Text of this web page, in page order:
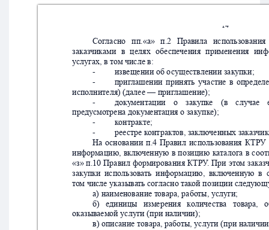
14
Согласно
  пп.«а»
п.2 Правила
  испо
льзования
заказчиками в целях обеспечения применения
услугах, в том числе в:
-
извещении об осуществлении закупки;
-
приглашении принять участие в
исполнителя) (далее — приглашение);
-
документации о закупке (в случае
предусмотрена документация о закупке);
-
контракте;
-
реестре контрактов, заключенных заказ
На основании п.4 Правил использования КТРУ
информацию, включенную в позицию каталога в
«з» п.10 Правил формирования КТРУ. При этом заказ
закупки использовать информацию, включенную в
том числе указывать согласно такой позиции
а) наименование товара, работы, услуги;
б)
единицы измерения количества
  тов
ара,
оказываемой услуги (при наличии);
в) описание товара, работы, услуги (при наличии